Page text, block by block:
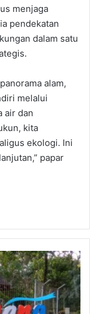
menjaga
pendekatan
dalam satu
alam,
melalui
air dan
kita
ekologi. Ini
papar